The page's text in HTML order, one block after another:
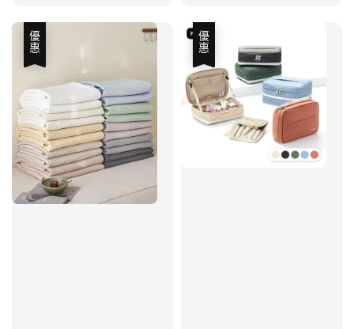
優惠 優惠